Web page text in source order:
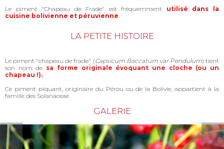
Le piment "Chapeau de Frade" est fréquemment utilisé dans la
cuisine bolivienne et péruvienne
LA PETITE HISTOIRE
Le piment "chapeau de frade" (Capsicum Baccatum var Pendulum) tient
son nom de sa forme originale évoquant une cloche (ou un
chapeau !).
Ce piment piquant, originaire du Pérou ou de la Bolivie, appartient à la
famille des Solanaceae.
GALERIE